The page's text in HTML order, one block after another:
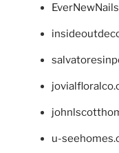
u-